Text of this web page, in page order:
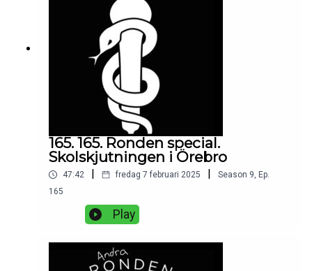
165. 165. Ronden special.
Skolskjutningen i Örebro
47:42 fredag 7 februari 2025 Season 9, Ep.
165
Play